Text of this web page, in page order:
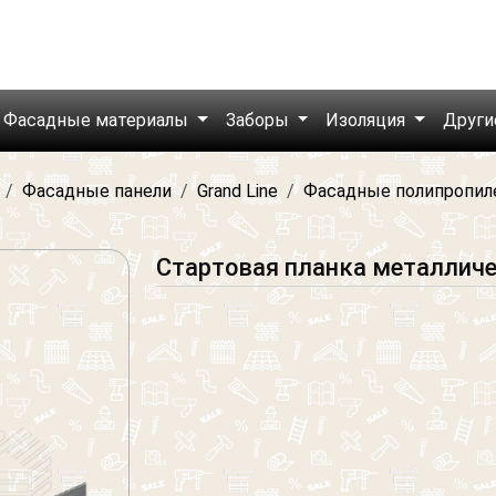
Фасадные материалы Заборы Изоляция
Фасадные панели Grand Line
Фасадные
Стартовая планка